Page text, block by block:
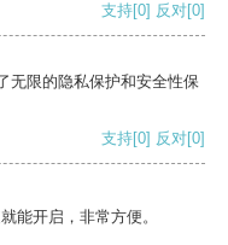
支持[0] 反对[0]
无限的隐私保护和安全性保
支持[0] 反对[0]
能开启，非常方便。